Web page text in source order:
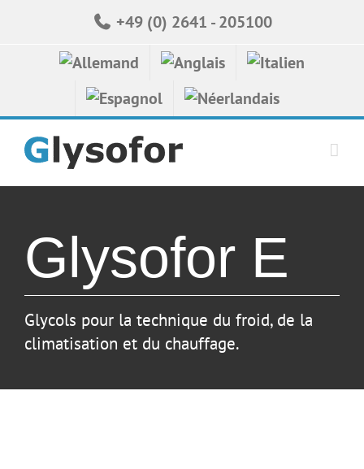
+49 (0) 2641 - 205100
Glysofor E
Glycols pour la technique du froid, de la
climatisation et du chauffage.